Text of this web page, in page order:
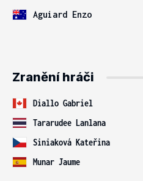
Aguiard Enzo
Zranění hráči
Diallo Gabriel
Tararudee Lanlana
Siniaková Kateřina
Munar Jaume